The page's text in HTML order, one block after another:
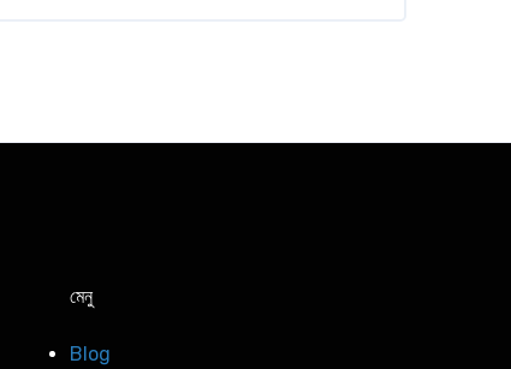
মেনু
Blog